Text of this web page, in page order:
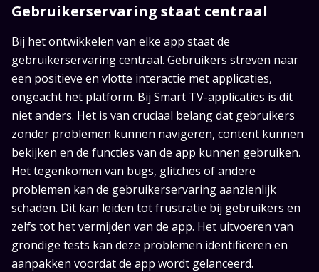
Gebruikerservaring staat centraal
Bij het ontwikkelen van elke app staat de
gebruikerservaring centraal. Gebruikers streven naar
een positieve en vlotte interactie met applicaties,
ongeacht het platform. Bij Smart TV-applicaties is dit
niet anders. Het is van cruciaal belang dat gebruikers
zonder problemen kunnen navigeren, content kunnen
bekijken en de functies van de app kunnen gebruiken.
Het tegenkomen van bugs, glitches of andere
problemen kan de gebruikerservaring aanzienlijk
schaden. Dit kan leiden tot frustratie bij gebruikers en
zelfs tot het vermijden van de app. Het uitvoeren van
grondige tests kan deze problemen identificeren en
aanpakken voordat de app wordt gelanceerd.